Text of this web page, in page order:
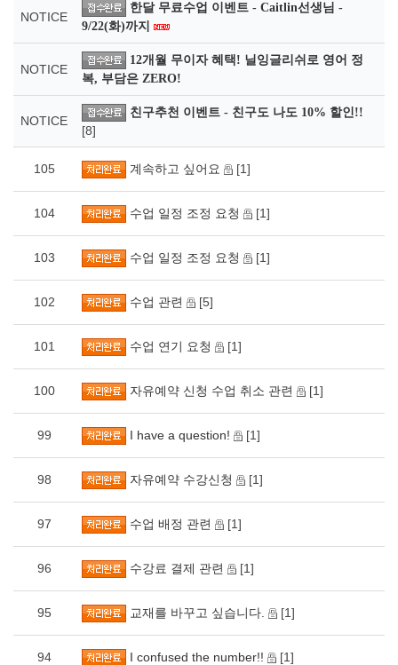
NOTICE
한달 무료수업 이벤트 - Caitlin선생님 -
9/22(화)까지
NOTICE
12개월 무이자 혜택! 닐잉글리쉬로 영어 정
복, 부담은 ZERO!
NOTICE
친구추천 이벤트 - 친구도 나도 10% 할인!!
[8]
105 계속하고 싶어요 [1]
104 수업 일정 조정 요청 [1]
103 수업 일정 조정 요청 [1]
102 수업 관련 [5]
101 수업 연기 요청 [1]
100 자유예약 신청 수업 취소 관련 [1]
99 I have a question! [1]
98 자유예약 수강신청 [1]
97 수업 배정 관련 [1]
96 수강료 결제 관련 [1]
95 교재를 바꾸고 싶습니다. [1]
94 I confused the number!! [1]